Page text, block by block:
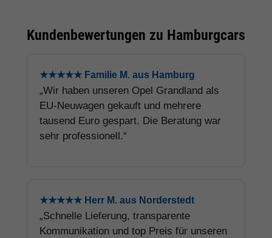
Kundenbewertungen zu Hamburgcars
★★★★★ Familie M. aus Hamburg
„Wir haben unseren Opel Grandland als
EU-Neuwagen gekauft und mehrere
tausend Euro gespart. Die Beratung war
sehr professionell.“
★★★★★ Herr M. aus Norderstedt
„Schnelle Lieferung, transparente
Kommunikation und top Preis für unseren